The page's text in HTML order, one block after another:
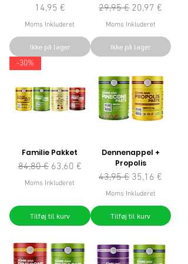
Pris
14,95 €
Moms Inkluderet
Ikke på lager
Regulær pris
29,95 € Salgspris
20,97 €
Moms Inkluderet
Ikke på lager
-30%
Familie Pakket
Regulær pris
84,80 € Salgspris
63,60 €
Moms Inkluderet
Tilføj til kurv
Dennenappel +
Propolis
Regulær pris
43,95 € Salgspris
35,16 €
Moms Inkluderet
Tilføj til kurv